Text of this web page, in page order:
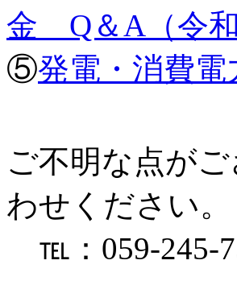
金 Q＆A（令和
⑤発電・消費
ご不明な点が
わせください。
℡：059-245-